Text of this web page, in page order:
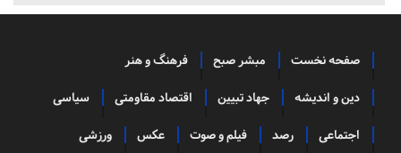
صفحه نخست مبشر صبح فرهنگ و هنر
دین و اندیشه جهاد تبیین اقتصاد مقاومتی سیاسی
اجتماعی رصد فیلم و صوت عکس ورزشی